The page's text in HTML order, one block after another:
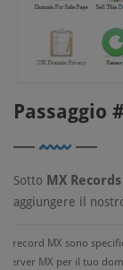
Passaggio
Sotto MX Records
aggiungere il
I record MX sono
server MX per il tuo